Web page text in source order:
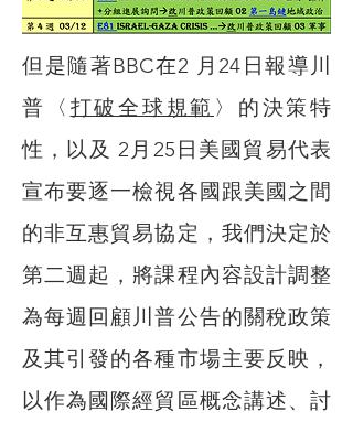
但是隨著BBC在2 月24日報導川
普〈 打破全球規範 〉的決策特
性，以及 2月25日美國貿易代表
宣布要逐一檢視各國跟美國之間
的非互惠貿易協定，我們決定於
第二週起，將課程內容設計調整
為每週回顧川普公告的關稅政策
及其引發的各種市場主要反映，
以作為國際經貿區概念講述、討